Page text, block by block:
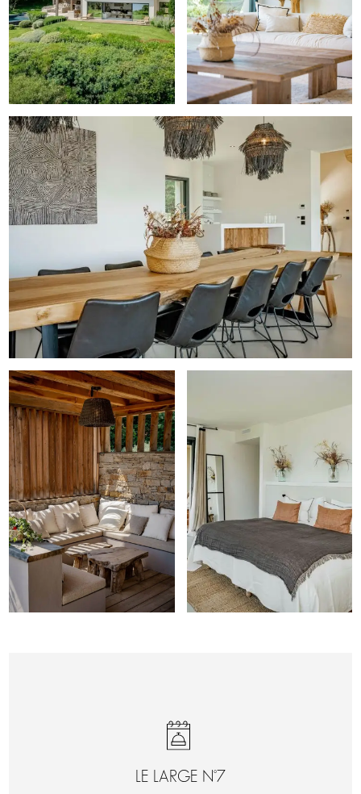
LE LARGE N°7